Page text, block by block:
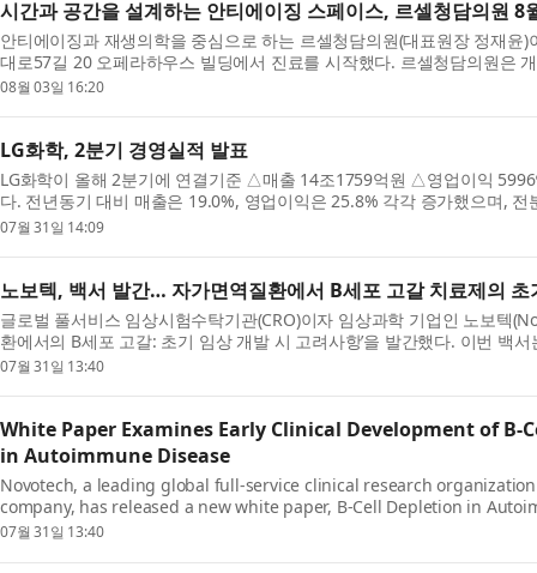
시간과 공간을 설계하는 안티에이징 스페이스, 르셀청담의원 8
안티에이징과 재생의학을 중심으로 하는 르셀청담의원(대표원장 정재윤
대로57길 20 오페라하우스 빌딩에서 진료를 시작했다. 르셀청담의원은
사를 초청해 개원식을 열고 병원의 진료 철학과 운영...
08월 03일 16:20
LG화학, 2분기 경영실적 발표
LG화학이 올해 2분기에 연결기준 △매출 14조1759억원 △영업이익
다. 전년동기 대비 매출은 19.0%, 영업이익은 25.8% 각각 증가했으며,
하고 영업이익은 흑자 전환했다. LG화학 CFO 차동석 사장은...
07월 31일 14:09
노보텍, 백서 발간… 자가면역질환에서 B세포 고갈 치료제의 초
글로벌 풀서비스 임상시험수탁기관(CRO)이자 임상과학 기업인 노보텍
환에서의 B세포 고갈: 초기 임상 개발 시 고려사항’을 발간했다. 이번 백
초기 임상 개발에 영향을 미치는 과학적, 임상적, 운...
07월 31일 13:40
White Paper Examines Early Clinical Development of B-
in Autoimmune Disease
Novotech, a leading global full-service clinical research
company, has released a new white paper, B-Cell Depletion in
Considerations for Early Clinical Development, providing practica...
07월 31일 13:40